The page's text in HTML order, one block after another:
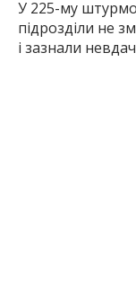
У 225-му
підрозділи не
і зазнали